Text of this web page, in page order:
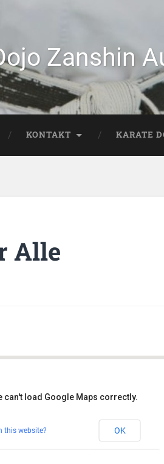
Zanshin
KONTAKT KARATE
Alle
can't load Google Maps correctly.
this website? OK